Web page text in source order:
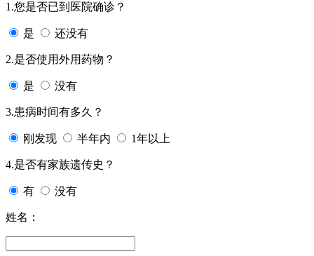
1.您是否已到医院确诊？
是 还没有
2.是否使用外用药物？
是 没有
3.患病时间有多久？
刚发现 半年内 1年以上
4.是否有家族遗传史？
有 没有
姓名：